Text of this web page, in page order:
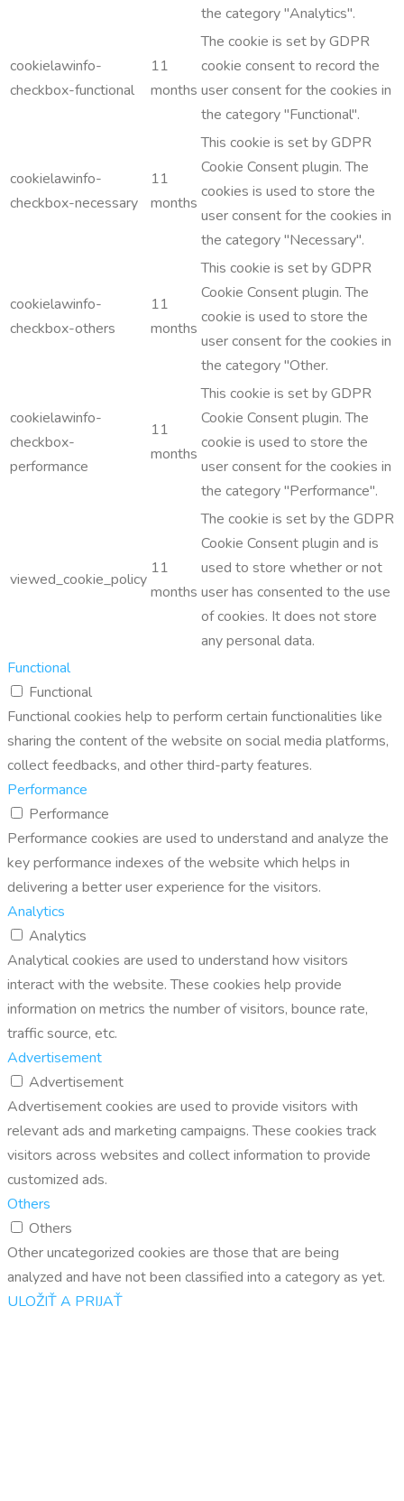
the category "Analytics".
cookielawinfo-
checkbox-functional
11
months
The cookie is set by GDPR
cookie consent to record the
user consent for the cookies in
the category "Functional".
cookielawinfo-
checkbox-necessary
11
months
This cookie is set by GDPR
Cookie Consent plugin. The
cookies is used to store the
user consent for the cookies in
the category "Necessary".
cookielawinfo-
checkbox-others
11
months
This cookie is set by GDPR
Cookie Consent plugin. The
cookie is used to store the
user consent for the cookies in
the category "Other.
cookielawinfo-
checkbox-
performance
11
months
This cookie is set by GDPR
Cookie Consent plugin. The
cookie is used to store the
user consent for the cookies in
the category "Performance".
viewed_cookie_policy
11
months
The cookie is set by the GDPR
Cookie Consent plugin and is
used to store whether or not
user has consented to the use
of cookies. It does not store
any personal data.
Functional
Functional
Functional cookies help to perform certain functionalities like
sharing the content of the website on social media platforms,
collect feedbacks, and other third-party features.
Performance
Performance
Performance cookies are used to understand and analyze the
key performance indexes of the website which helps in
delivering a better user experience for the visitors.
Analytics
Analytics
Analytical cookies are used to understand how visitors
interact with the website. These cookies help provide
information on metrics the number of visitors, bounce rate,
traffic source, etc.
Advertisement
Advertisement
Advertisement cookies are used to provide visitors with
relevant ads and marketing campaigns. These cookies track
visitors across websites and collect information to provide
customized ads.
Others
Others
Other uncategorized cookies are those that are being
analyzed and have not been classified into a category as yet.
ULOŽIŤ A PRIJAŤ